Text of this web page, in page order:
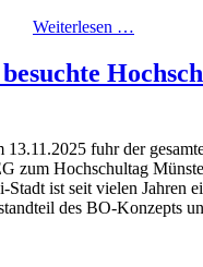
Weiterlesen …
13.11.2025 fuhr der
zum Hochschultag
Stadt ist seit vielen Jahren
des BO-Konzepts